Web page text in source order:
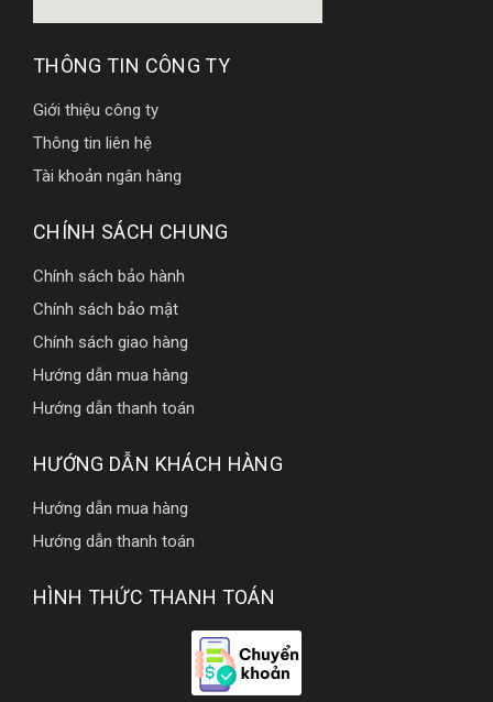
THÔNG TIN CÔNG TY
Giới thiệu công ty
Thông tin liên hệ
Tài khoản ngân hàng
CHÍNH SÁCH CHUNG
Chính sách bảo hành
Chính sách bảo mật
Chính sách giao hàng
Hướng dẫn mua hàng
Hướng dẫn thanh toán
HƯỚNG DẪN KHÁCH HÀNG
Hướng dẫn mua hàng
Hướng dẫn thanh toán
HÌNH THỨC THANH TOÁN